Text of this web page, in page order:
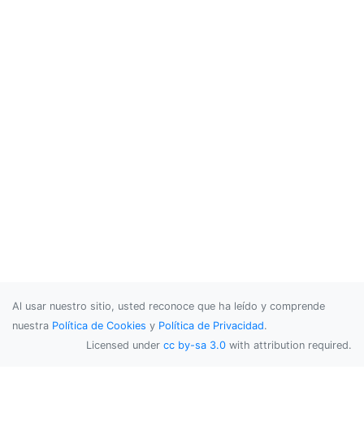
Al usar nuestro sitio, usted reconoce que ha leído y comprende
nuestra Política de Cookies y Política de Privacidad.
Licensed under cc by-sa 3.0 with attribution required.